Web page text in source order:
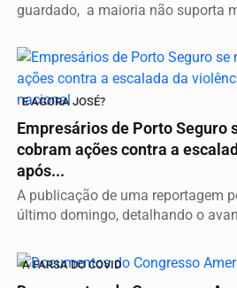
guardado, a maioria não suporta
E AGORA JOSÉ?
Empresários de Porto Seguro
cobram ações contra a
após...
A publicação de uma reportagem
último domingo, detalhando o
A FARSA DO COVID